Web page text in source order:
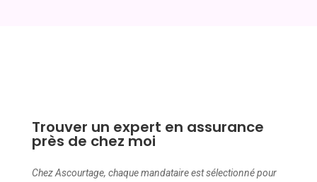
Trouver un expert en assurance
près de chez moi
Chez Ascourtage, chaque mandataire est sélectionné pour